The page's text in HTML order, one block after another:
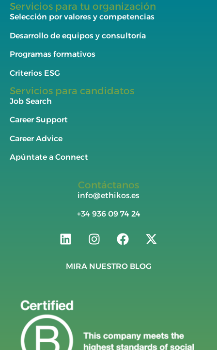
Servicios para tu organización
Selección por valores y competencias
Desarrollo de equipos y consultoría
Programas formativos
Criterios ESG
Servicios para candidatos
Job Search
Career Support
Career Advice
Apúntate a Connect
Contáctanos
info@ethikos.es
+34 936 09 74 24
MIRA NUESTRO BLOG